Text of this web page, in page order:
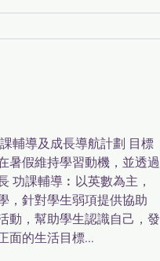
輔導及成長導航計劃 目標
暑假維持學習動機，並透過
功課輔導︰以英數為主，
，針對學生弱項提供協助
動，幫助學生認識自己，發
面的生活目標...